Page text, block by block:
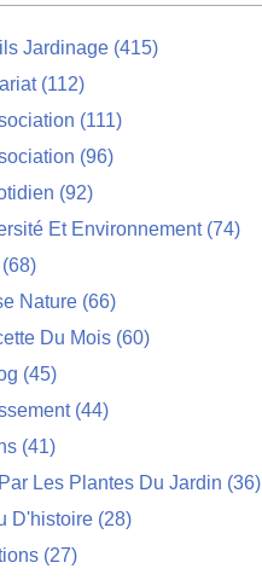
Jardinage (415)
(112)
(111)
(96)
(92)
Et Environnement(74)
(68)
Nature (66)
Du Mois (60)
(45)
(44)
(41)
Les Plantes Du Jardin (36)
D'histoire (28)
(27)